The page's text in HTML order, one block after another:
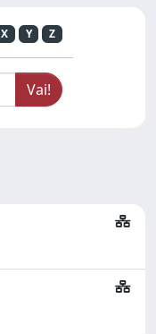
X Y Z